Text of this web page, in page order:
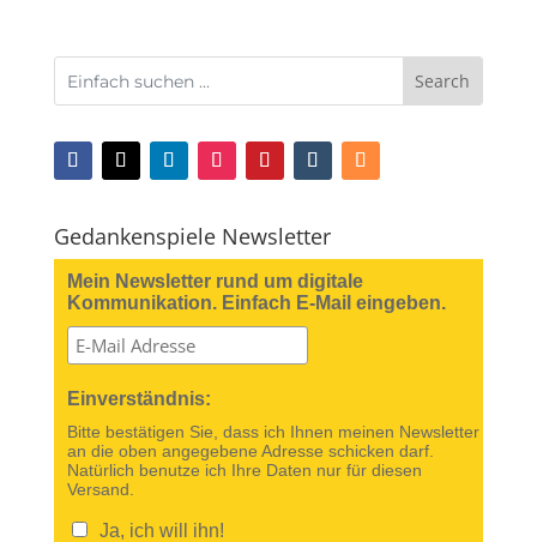
Gedankenspiele Newsletter
Mein Newsletter rund um digitale
Kommunikation. Einfach E-Mail eingeben.
Einverständnis:
Bitte bestätigen Sie, dass ich Ihnen meinen Newsletter
an die oben angegebene Adresse schicken darf.
Natürlich benutze ich Ihre Daten nur für diesen
Versand.
Ja, ich will ihn!